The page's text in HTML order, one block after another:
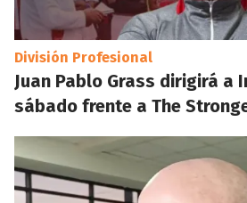
División Profesional
Juan Pablo Grass dirigirá a
sábado frente a The